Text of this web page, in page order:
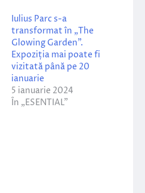
Iulius Parc s-a
transformat în „The
Glowing Garden”.
Expoziția mai poate fi
vizitată până pe 20
ianuarie
5 ianuarie 2024
În „ESENTIAL”